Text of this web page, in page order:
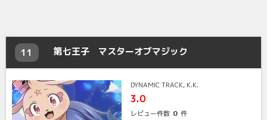
11 第七王子 マスターオブマジック
DYNAMIC TRACK, K.K.
3.0
レビュー件数 0 件